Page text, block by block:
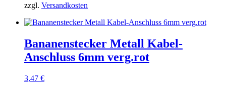
zzgl. Versandkosten
Bananenstecker Metall Kabel-
Anschluss 6mm verg.rot
3,47 €